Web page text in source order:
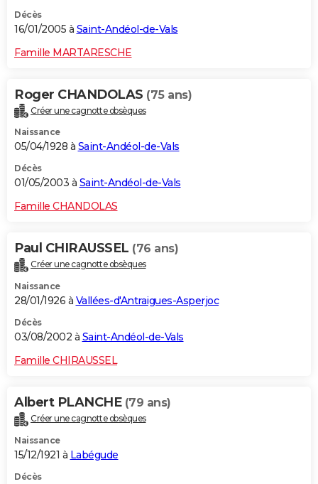
Décès
16/01/2005 à Saint-Andéol-de-Vals
Famille MARTARESCHE
Roger CHANDOLAS (75 ans)
Créer une cagnotte obsèques
Naissance
05/04/1928 à Saint-Andéol-de-Vals
Décès
01/05/2003 à Saint-Andéol-de-Vals
Famille CHANDOLAS
Paul CHIRAUSSEL (76 ans)
Créer une cagnotte obsèques
Naissance
28/01/1926 à Vallées-d'Antraigues-Asperjoc
Décès
03/08/2002 à Saint-Andéol-de-Vals
Famille CHIRAUSSEL
Albert PLANCHE (79 ans)
Créer une cagnotte obsèques
Naissance
15/12/1921 à Labégude
Décès